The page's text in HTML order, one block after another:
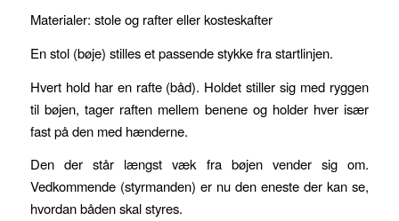
Materialer: stole og rafter eller kosteskafter
En stol (bøje) stilles et passende stykke fra startlinjen.
Hvert hold har en rafte (båd). Holdet stiller sig med ryggen
til bøjen, tager raften mellem benene og holder hver især
fast på den med hænderne.
Den der står længst væk fra bøjen vender sig om.
Vedkommende (styrmanden) er nu den eneste der kan se,
hvordan båden skal styres.